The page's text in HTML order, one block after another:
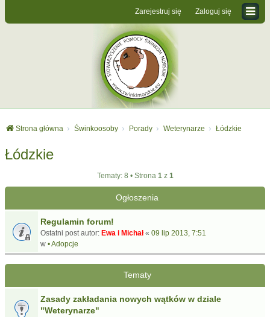
Zaloguj się
Zarejestruj się
Strona główna Świnkoosoby Porady Weterynarze Łódzkie
Łódzkie
Tematy: 8 • Strona 1z 1
Ogłoszenia
Regulamin forum!
Ostatni post autor: Ewa i Michał« 09 lip 2013, 7:51
w • Adopcje
Tematy
Zasady zakładania nowych wątków w dziale
"Weterynarze"